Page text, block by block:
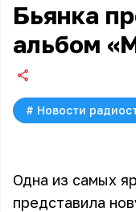
Бьянка
альбом
# Новости
Одна из самых
представила